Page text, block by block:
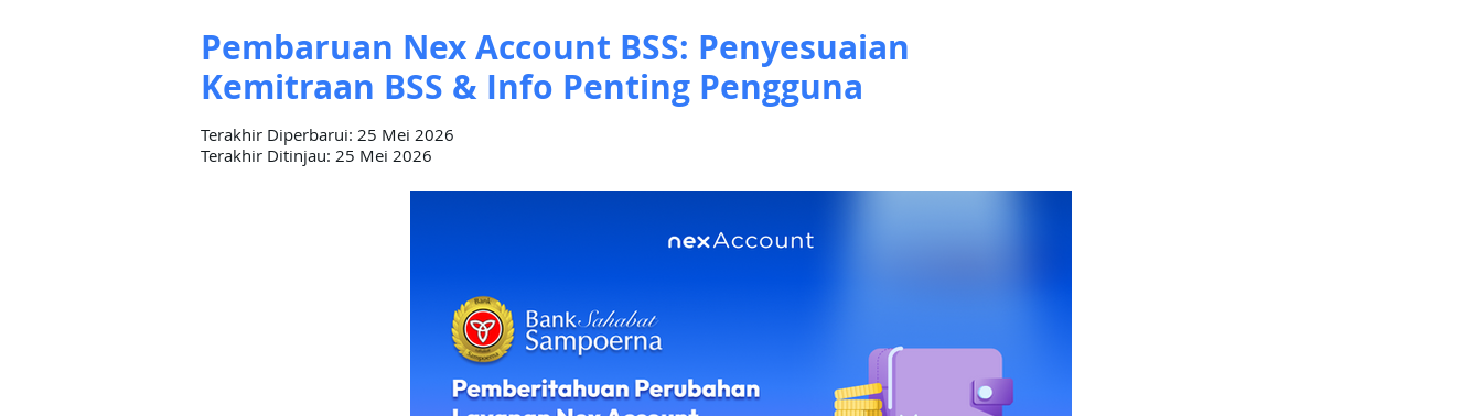
Pembaruan Nex Account BSS: Penyesuaian
Kemitraan BSS & Info Penting Pengguna
Terakhir Diperbarui: 25 Mei 2026
Terakhir Ditinjau: 25 Mei 2026